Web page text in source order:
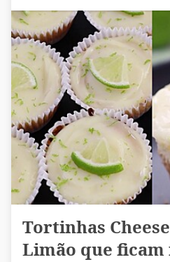
Tortinhas
Limão que